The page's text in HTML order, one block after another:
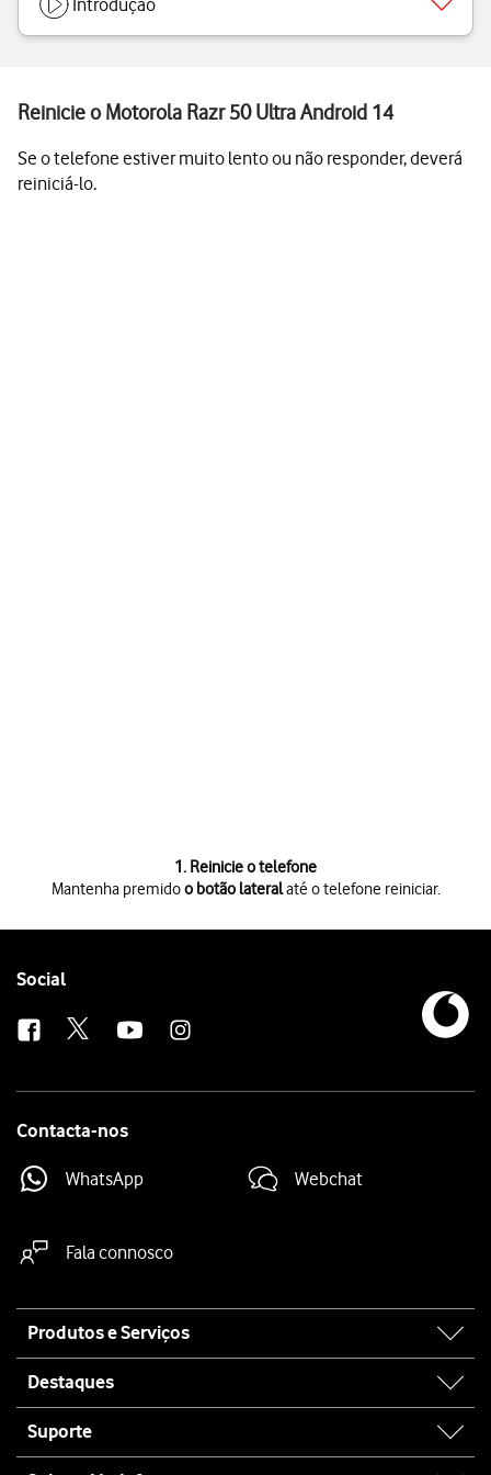
Introdução
Reinicie o Motorola Razr 50 Ultra Android 14
Se o telefone estiver muito lento ou não responder, deverá
reiniciá-lo.
1. Reinicie o telefone
Mantenha premidoo botão lateralaté o telefone reiniciar.
Follow
Social
Contacta-nos
WhatsApp Webchat
Fala connosco
map
Produtos e Serviços
Destaques
Suporte